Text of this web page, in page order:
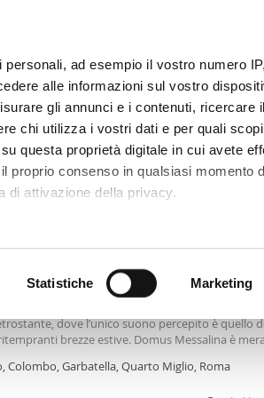
ad esempio il vostro numero
alle informazioni sul vostro
gli annunci e i contenuti, ricercare
chi utilizza i vostri dati e per quali
questa proprietà digitale in cui avete
proprio consenso in qualsiasi momento
di attivazione della privacy.
alla ricerca di caratteristiche
e imposta le tue preferenze
in qualsiasi momento dalla Dichiarazione
annunci, per fornire funzionalità dei
Statistiche Marketing
Locali Più filtri - 1
Ordine Mioaffitto
colombo, garbatella
dove l’unico suono percepito è quello
brezze estive. Domus Messalina è
da una
Colombo, Garbatella, Quarto Miglio, Roma